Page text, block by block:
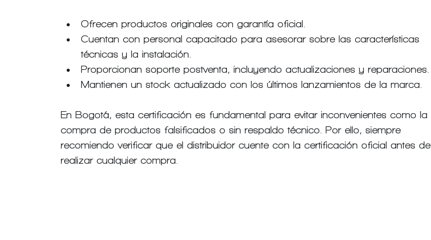
Ofrecen productos originales con garantía oficial.
Cuentan con personal capacitado para asesorar sobre las características
técnicas y la instalación.
Proporcionan soporte postventa, incluyendo actualizaciones y reparaciones.
Mantienen un stock actualizado con los últimos lanzamientos de la marca.
En Bogotá, esta certificación es fundamental para evitar inconvenientes como la
compra de productos falsificados o sin respaldo técnico. Por ello, siempre
recomiendo verificar que el distribuidor cuente con la certificación oficial antes de
realizar cualquier compra.